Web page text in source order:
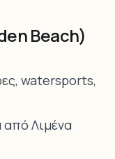
Beach)
watersports,
από Λιμένα